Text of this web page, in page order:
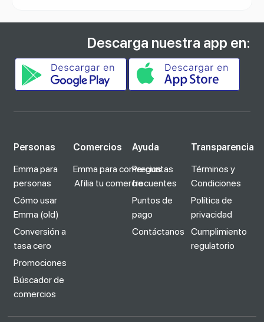
Descarga nuestra app en:
Personas
Emma para
personas
Cómo usar
Emma (old)
Conversión a
tasa cero
Promociones
Búscador de
comercios
Comercios
Emma para comercios
Afilia tu comercio
Ayuda
Preguntas
frecuentes
Puntos de
pago
Contáctanos
Transparencia
Términos y
Condiciones
Política de
privacidad
Cumplimiento
regulatorio